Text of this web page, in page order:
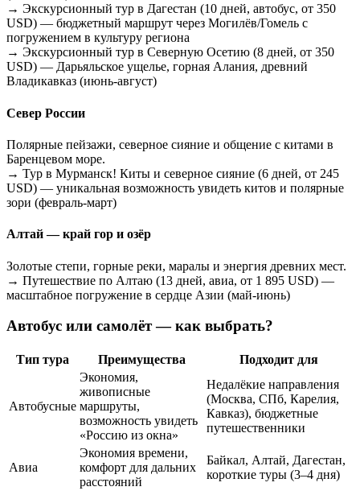
→ Экскурсионный тур в Дагестан (10 дней, автобус, от 350
USD) — бюджетный маршрут через Могилёв/Гомель с
погружением в культуру региона
→ Экскурсионный тур в Северную Осетию (8 дней, от 350
USD) — Дарьяльское ущелье, горная Алания, древний
Владикавказ (июнь-август)
Север России
Полярные пейзажи, северное сияние и общение с китами в
Баренцевом море.
→ Тур в Мурманск! Киты и северное сияние (6 дней, от 245
USD) — уникальная возможность увидеть китов и полярные
зори (февраль-март)
Алтай — край гор и озёр
Золотые степи, горные реки, маралы и энергия древних мест.
→ Путешествие по Алтаю (13 дней, авиа, от 1 895 USD) —
масштабное погружение в сердце Азии (май-июнь)
Автобус или самолёт — как выбрать?
Тип тура Преимущества Подходит для
Автобусные
Экономия,
живописные
маршруты,
возможность увидеть
«Россию из окна»
Недалёкие направления
(Москва, СПб, Карелия,
Кавказ), бюджетные
путешественники
Авиа
Экономия времени,
комфорт для дальних
расстояний
Байкал, Алтай, Дагестан,
короткие туры (3–4 дня)